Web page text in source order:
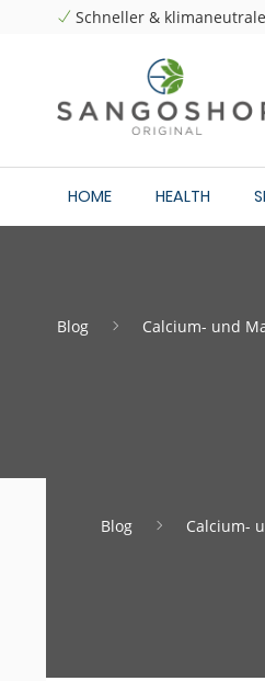
Schneller &
HOME HEALTH
Blog Calcium- und
Blog Calcium-